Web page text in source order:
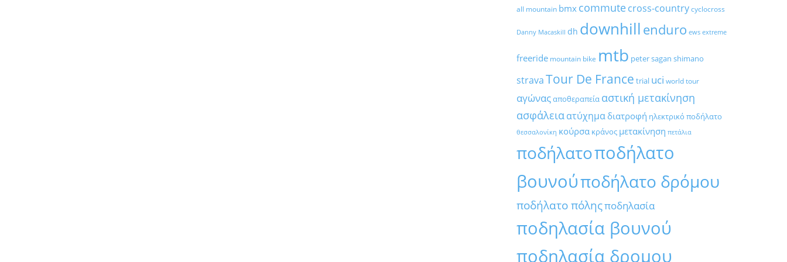
all mountain bmx commutecross-countrycyclocross
Danny Macaskill dh downhill enduro ews extreme
freeride mountain bike mtb peter sagan shimano
stravaTour De France trial uci world tour
αγώναςαποθεραπεία αστική μετακίνηση
ασφάλειαατύχημα διατροφή ηλεκτρικό ποδήλατο
θεσσαλονίκη κούρσα κράνος μετακίνηση πετάλια
ποδήλατοποδήλατο
βουνούποδήλατο δρόμου
ποδήλατο πόληςποδηλασία
ποδηλασία βουνού
ποδηλασία δρομου